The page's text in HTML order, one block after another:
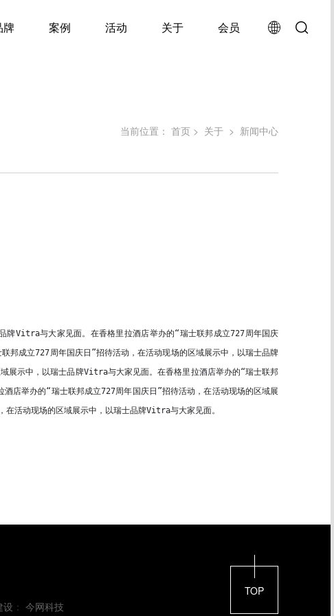
牌 案例 活动 关于 会员
当前位置： 首页 > 关于 > 新闻中心
牌Vitra与大家见面。 在香格里拉酒店举办的“瑞士联邦成立727周年国庆
邦成立727周年国庆日”招待活动，在活动现场的区域展示中，以瑞士品牌
展示中，以瑞士品牌Vitra与大家见面。在香格里拉酒店举办的“瑞士联邦
酒店举办的“瑞士联邦成立727周年国庆日”招待活动，在活动现场的区域展
在活动现场的区域展示中，以瑞士品牌Vitra与大家见面。
设 ： 今网科技
TOP